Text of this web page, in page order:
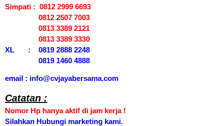
Simpati : 0812 2999 6693
0812 2507 7003
0813 3389 2121
0813 3389 3330
XL : 0819 2888 2248
0819 1460 4888
email : info@cvjayabersama.com
Catatan :
Nomor Hp hanya aktif di jam kerja !
Silahkan Hubungi marketing kami.